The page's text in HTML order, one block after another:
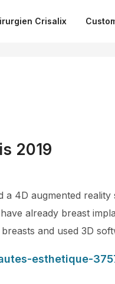
Crisalix
2019
4D augmented
already breast
and used 3D
esthetique-